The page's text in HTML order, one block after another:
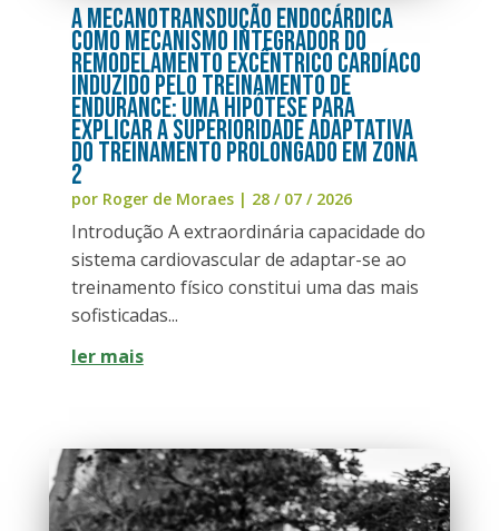
A Mecanotransdução Endocárdica
como Mecanismo Integrador do
Remodelamento Excêntrico Cardíaco
Induzido pelo Treinamento de
Endurance: uma hipótese para
explicar a superioridade adaptativa
do treinamento prolongado em Zona
2
por Roger de Moraes| 28 / 07 / 2026
Introdução A extraordinária capacidade do
sistema cardiovascular de adaptar-se ao
treinamento físico constitui uma das mais
sofisticadas...
ler mais